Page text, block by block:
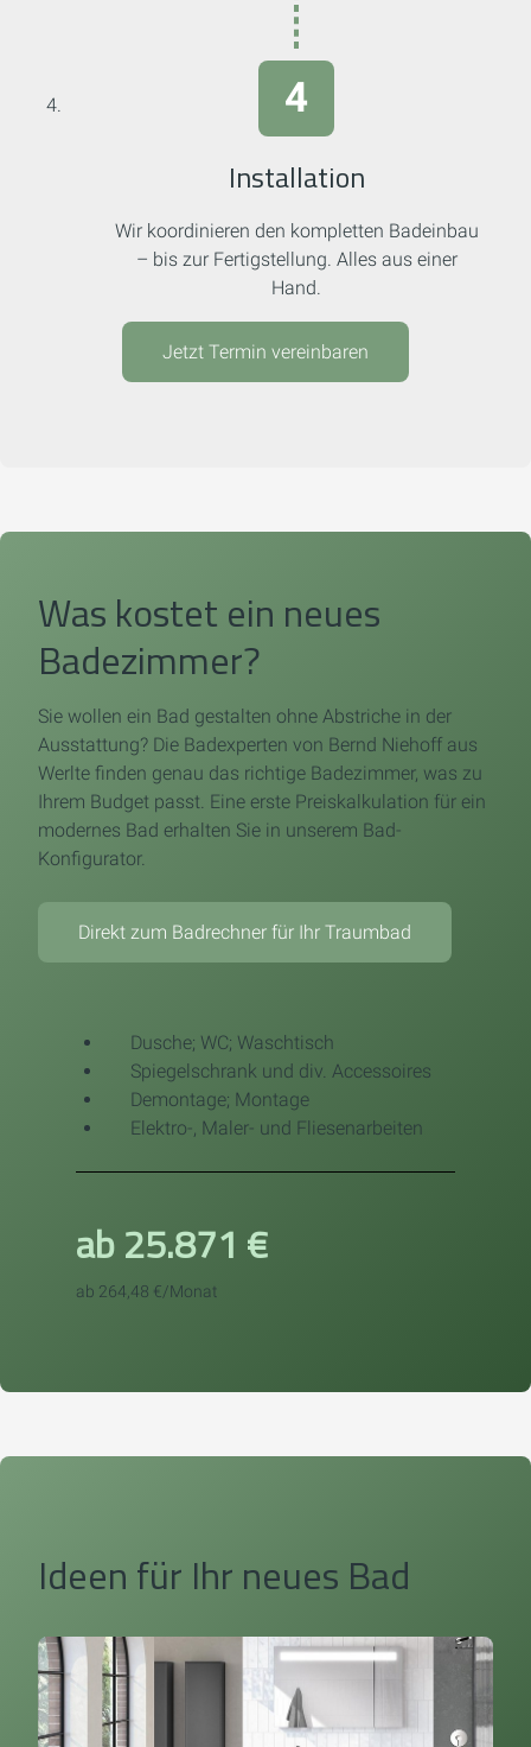
Installation
Wir koordinieren den kompletten Badeinbau
– bis zur Fertigstellung. Alles aus einer
Hand.
Jetzt Termin vereinbaren
Was kostet ein neues
Badezimmer?
Sie wollen ein Bad gestalten ohne Abstriche in der
Ausstattung? Die Badexperten von Bernd Niehoff aus
Werlte finden genau das richtige Badezimmer, was zu
Ihrem Budget passt. Eine erste Preiskalkulation für ein
modernes Bad erhalten Sie in unserem Bad-
Konfigurator.
Direkt zum Badrechner für Ihr Traumbad
Dusche; WC; Waschtisch
Spiegelschrank und div. Accessoires
Demontage; Montage
Elektro-, Maler- und Fliesenarbeiten
ab 25.871 €
ab 264,48 €/Monat
Ideen für Ihr neues Bad